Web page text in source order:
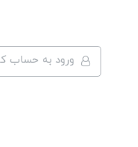
ورود به حساب